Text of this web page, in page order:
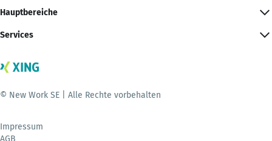
Hauptbereiche
Services
© New Work SE | Alle Rechte vorbehalten
Impressum
AGB